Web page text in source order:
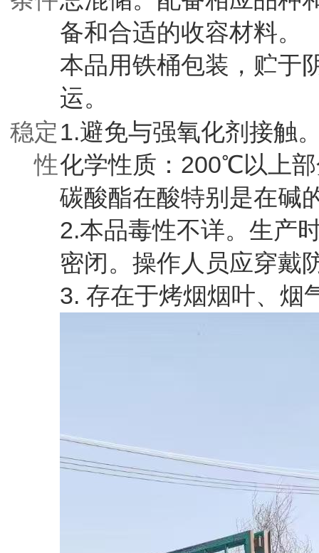
备和合适的收容材料。
本品用铁桶包装，贮于
运。
稳定
性
1.避免与强氧化剂接触
化学性质：200℃以上
碳酸酯在酸特别是在碱
2.本品毒性不详。生产
密闭。操作人员应穿戴
3. 存在于烤烟烟叶、烟